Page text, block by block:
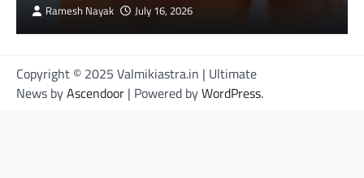
Ramesh Nayak July 16, 2026
Copyright © 2025 Valmikiastra.in | Ultimate
News byAscendoor | Powered byWordPress.